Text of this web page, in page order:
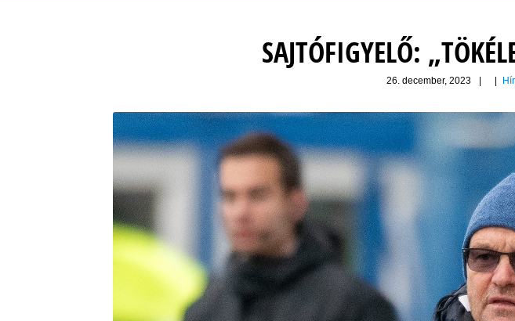
SAJTÓFIGYELŐ:
26. december, 2023